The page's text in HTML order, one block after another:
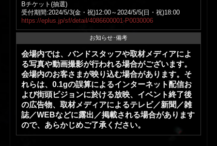
Bチケット(抽選)
受付期間:2024/5/3(金・祝)12:00～2024/5/5(日・祝)18:00
https://eplus.jp/sf/detail/4086600001-P0030006
お知らせ･備考
会場内では、バンドスタッフや取材メディアによ
る写真や動画撮影が行われる場合がございます。
会場内のお客さまが映り込む場合があります。そ
れらは、0.1gの誤算によるインターネット配信お
よび街頭ビジョンに於ける放映、イベント終了後
の広告物、取材メディアによるテレビ／新聞／雑
誌／WEBなどに露出／掲載される場合があります
ので、あらかじめご了承ください。